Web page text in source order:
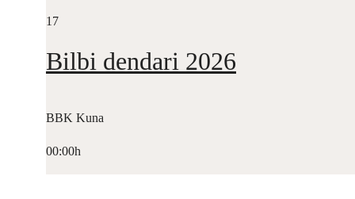
17
Bilbi dendari 2026
BBK Kuna
00:00h